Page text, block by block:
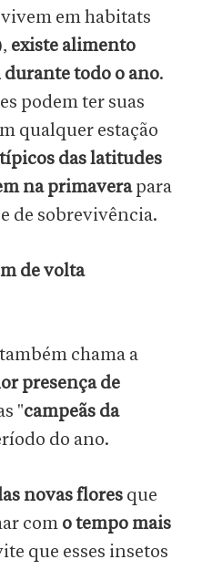
vivem em habitats
existe alimento
todo o ano.
podem ter suas
qualquer estação
das latitudes
na primaverapara
de sobrevivência.
de volta
chama a
presença de
"campeãs da
do ano.
novas flores que
com o tempo mais
que esses insetos